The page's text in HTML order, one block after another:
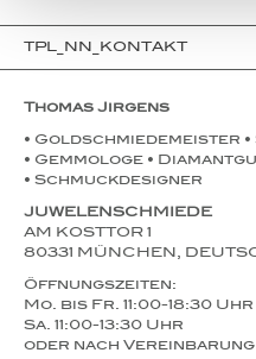
TPL_NN_KONTAKT
Thomas Jirgens
• Goldschmiedemeister
• Gemmologe •
• Schmuckdesigner
JUWELENSCHMIEDE
AM KOSTTOR 1
80331 MÜNCHEN,
Öffnungszeiten:
Mo. bis Fr. 11:00-18:30 Uhr
Sa. 11:00-13:30 Uhr
oder nach Vereinbarung